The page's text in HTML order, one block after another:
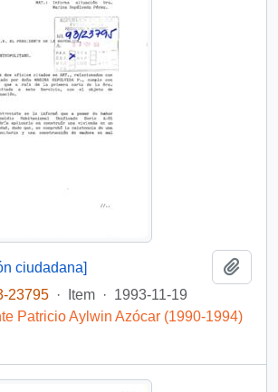
ciudadana]
23795 · Item · 1993-11-19
Patricio Aylwin Azócar (1990-1994)